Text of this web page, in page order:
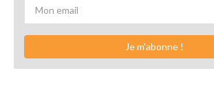
Je m'abonne !